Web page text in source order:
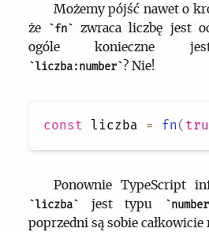
Możemy pójść nawet o
że
fn
zwraca liczbę jest
ogóle konieczne
liczba:number ? Nie!
const liczba = fn (
Ponownie TypeScript
liczba jest typu number
poprzedni są sobie całkowicie